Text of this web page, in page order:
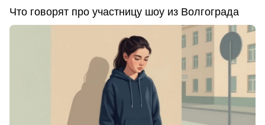
Что говорят про участницу шоу из Волгограда